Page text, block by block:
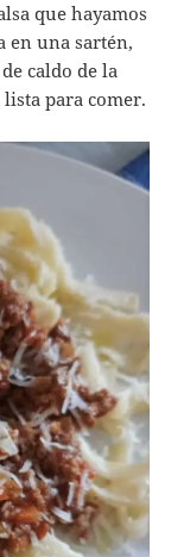
que hayamos
en una sartén,
caldo de la
para comer.